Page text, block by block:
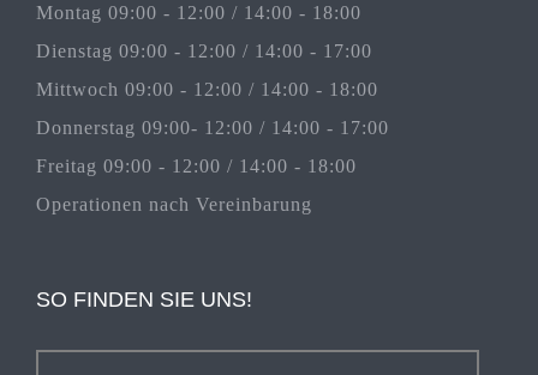
Montag 09:00 - 12:00 / 14:00 - 18:00
Dienstag 09:00 - 12:00 / 14:00 - 17:00
Mittwoch 09:00 - 12:00 / 14:00 - 18:00
Donnerstag 09:00- 12:00 / 14:00 - 17:00
Freitag 09:00 - 12:00 / 14:00 - 18:00
Operationen nach Vereinbarung
SO FINDEN SIE UNS!